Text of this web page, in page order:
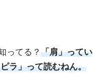
ってる？ 「肩」ってい
ラ」って読むねん。